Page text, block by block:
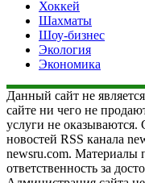
Хоккей
Шахматы
Шоу-бизнес
Экология
Экономика
Данный сайт не
сайте ни чего не
услуги не оказываются.
новостей RSS канала
newsru.com. Материалы
ответственность за